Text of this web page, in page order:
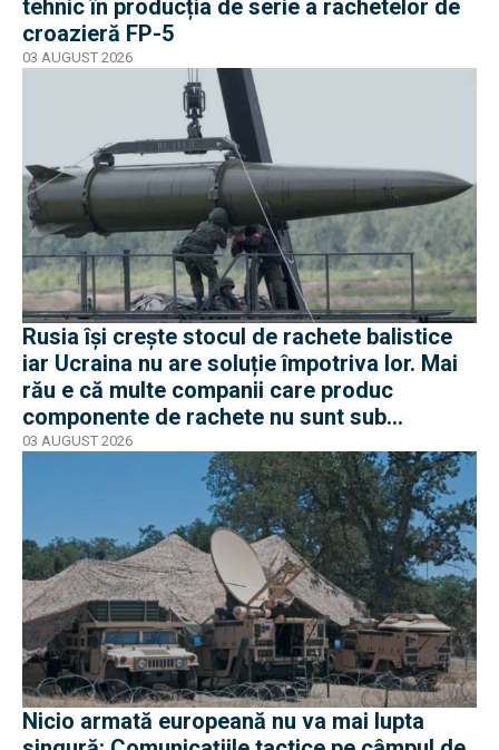
tehnic în producția de serie a rachetelor de
croazieră FP-5
03 AUGUST 2026
Rusia își crește stocul de rachete balistice
iar Ucraina nu are soluție împotriva lor. Mai
rău e că multe companii care produc
componente de rachete nu sunt sub
sancțiuni în Occident
03 AUGUST 2026
Nicio armată europeană nu va mai lupta